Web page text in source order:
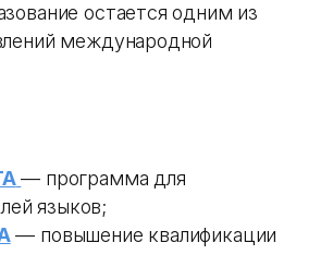
остается одним из
международной
— программа для
языков;
— повышение квалификации